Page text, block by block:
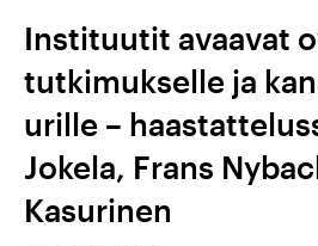
e
2
0
2
6
o
s
o
k
u
l
t
t
n
t
a
r
v
Instituutit avaavat
tutkimukselle ja
urille –
Jokela, Frans
Kasurinen